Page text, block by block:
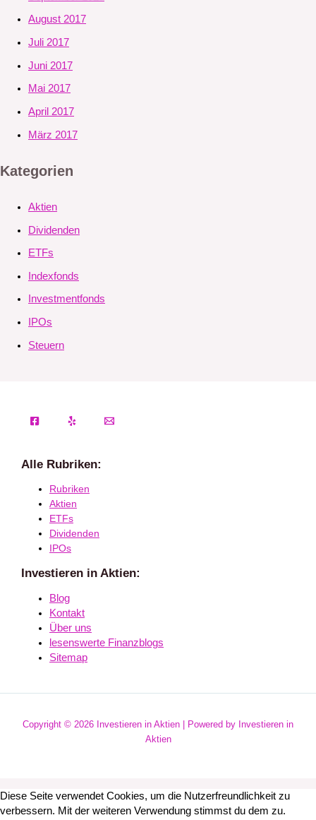
August 2017
Juli 2017
Juni 2017
Mai 2017
April 2017
März 2017
Kategorien
Aktien
Dividenden
ETFs
Indexfonds
Investmentfonds
IPOs
Steuern
Alle Rubriken:
Rubriken
Aktien
ETFs
Dividenden
IPOs
Investieren in Aktien:
Blog
Kontakt
Über uns
lesenswerte Finanzblogs
Sitemap
Copyright © 2026 Investieren in Aktien | Powered by Investieren in
Aktien
Diese Seite verwendet Cookies, um die Nutzerfreundlichkeit zu
verbessern. Mit der weiteren Verwendung stimmst du dem zu.